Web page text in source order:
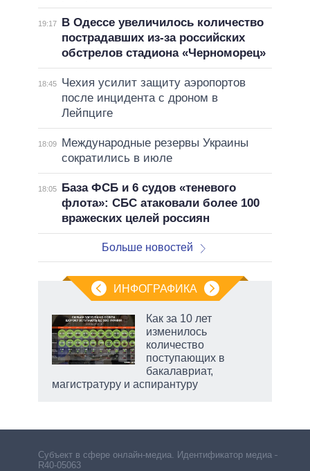
19:17
В Одессе увеличилось количество
пострадавших из-за российских
обстрелов стадиона «Черноморец»
18:45
Чехия усилит защиту аэропортов
после инцидента с дроном в
Лейпциге
18:09
Международные резервы Украины
сократились в июле
18:05
База ФСБ и 6 судов «теневого
флота»: СБС атаковали более 100
вражеских целей россиян
Больше новостей
ИНФОГРАФИКА
Как за 10 лет
изменилось
количество
поступающих в
бакалавриат,
магистратуру и аспирантуру
Субъект в сфере онлайн-медиа. Идентификатор медиа –
R40-05063